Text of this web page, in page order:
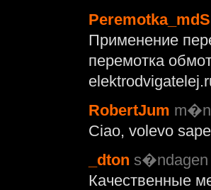
Применение
перемотка
RobertJum
Ciao, volevo
_dton s�ndagen
Качественные